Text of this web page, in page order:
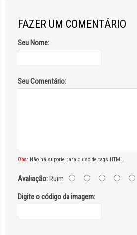
FAZER UM COMENTÁRIO
Seu Nome:
Seu Comentário:
Obs: Não há suporte para o uso de tags HTML.
Avaliação:Ruim
Digite o código da imagem: